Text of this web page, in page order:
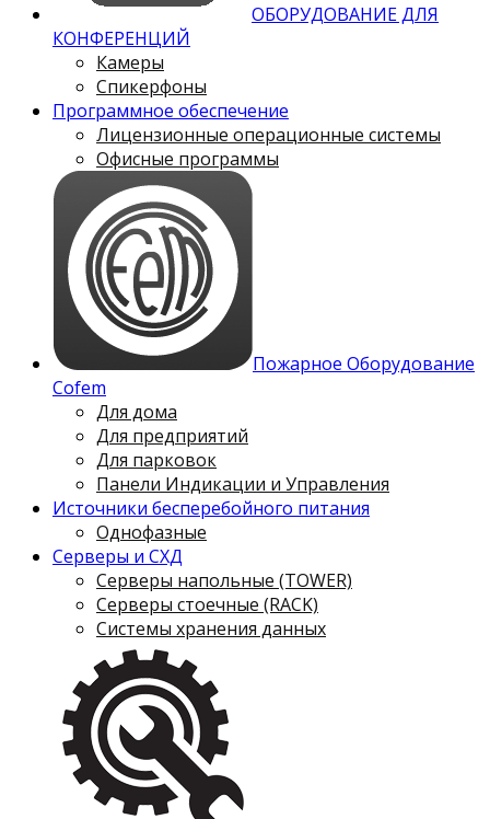
ОБОРУДОВАНИЕ ДЛЯ
КОНФЕРЕНЦИЙ
Камеры
Спикерфоны
Программное обеспечение
Лицензионные операционные системы
Офисные программы
Пожарное Оборудование
Cofem
Для дома
Для предприятий
Для парковок
Панели Индикации и Управления
Источники бесперебойного питания
Однофазные
Серверы и СХД
Серверы напольные (TOWER)
Серверы стоечные (RACK)
Системы хранения данных